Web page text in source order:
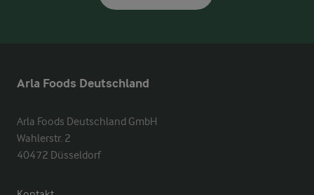
Arla Foods Deutschland
Arla Foods Deutschland GmbH
Wahlerstr. 2
40472 Düsseldorf